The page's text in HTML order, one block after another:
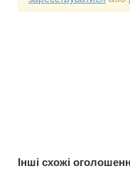
Інші схожі